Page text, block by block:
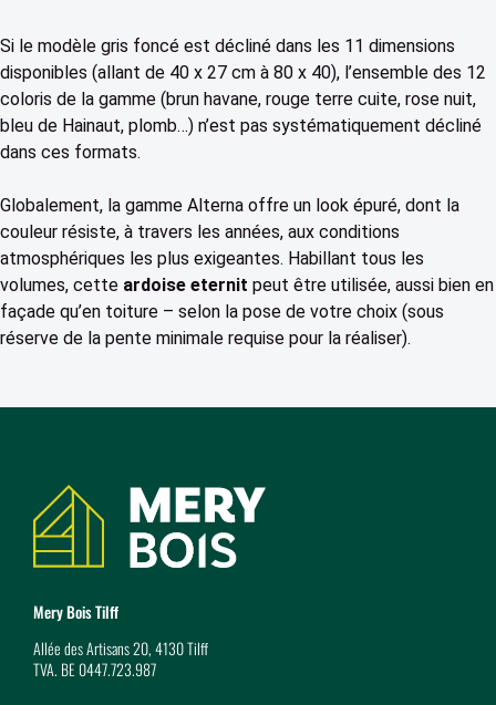
Si le modèle gris foncé est décliné dans les 11 dimensions
disponibles (allant de 40 x 27 cm à 80 x 40), l’ensemble des 12
coloris de la gamme (brun havane, rouge terre cuite, rose nuit,
bleu de Hainaut, plomb…) n’est pas systématiquement décliné
dans ces formats.
Globalement, la gamme Alterna offre un look épuré, dont la
couleur résiste, à travers les années, aux conditions
atmosphériques les plus exigeantes. Habillant tous les
volumes, cette ardoise eternit peut être utilisée, aussi bien en
façade qu’en toiture – selon la pose de votre choix (sous
réserve de la pente minimale requise pour la réaliser).
Coordonnées
Mery Bois Tilff
Allée des Artisans 20, 4130 Tilff
TVA. BE 0447.723.987